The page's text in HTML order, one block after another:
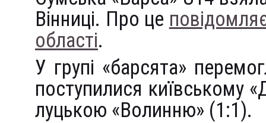
Вінниці. Про це
області.
У групі «барсята»
поступилися київському
луцькою «Волинню» (1:1).